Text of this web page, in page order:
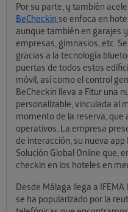
Por su parte, y también
BeCheckin se enfoca en
aunque también en garajes
empresas, gimnasios, etc.
gracias a la tecnología
puertas de todos estos
móvil, así como el control
BeCheckin lleva a Fitur una
personalizable, vinculada al
momento de la reserva, que
operativos. La empresa
de interacción, su nueva app
Solución Global Online que,
checkin en los hoteles en
Desde Málaga llega a IFEMA
se ha popularizado por la